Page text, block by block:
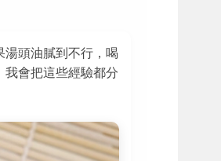
頭油膩到不行，喝
會把這些經驗都分